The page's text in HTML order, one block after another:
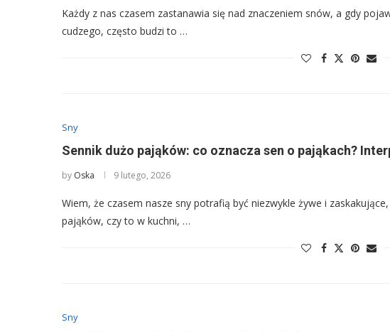
Każdy z nas czasem zastanawia się nad znaczeniem snów, a gdy
cudzego, często budzi to …
Sny
Sennik dużo pająków: co oznacza sen o pająkach?
by Oska 9 lutego, 2026
Wiem, że czasem nasze sny potrafią być niezwykle żywe i
pająków, czy to w kuchni, …
Sny